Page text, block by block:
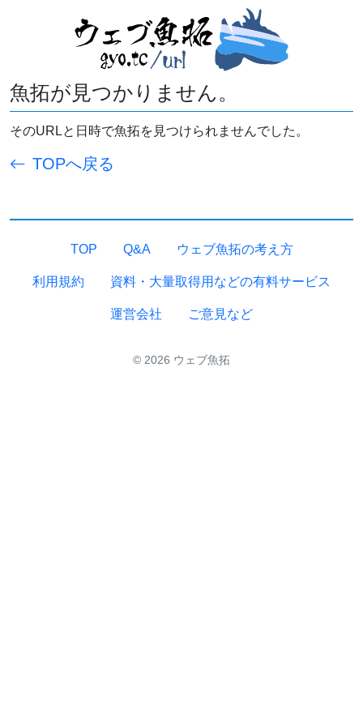
魚拓が見つかりません。
そのURLと日時で魚拓を見つけられませんでした。
TOPへ戻る
TOP Q&A ウェブ魚拓の考え方
利用規約 資料・大量取得用などの有料サービス
運営会社 ご意見など
© 2026 ウェブ魚拓